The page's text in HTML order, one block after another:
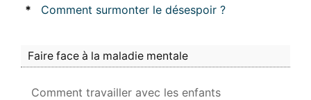
* Comment surmonter le désespoir ?
Faire face à la maladie mentale
Comment travailler avec les enfants